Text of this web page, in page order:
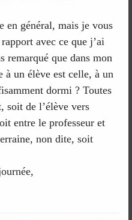
en général, mais je vous
avec ce que j’ai
remarqué que dans mon
à un élève est celle, à un
dormi ? Toutes
soit de l’élève vers
entre le professeur et
non dite, soit